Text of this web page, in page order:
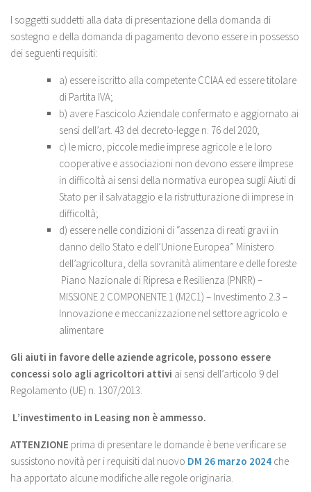
I soggetti suddetti alla data di presentazione della domanda di
sostegno e della domanda di pagamento devono essere in possesso
dei seguenti requisiti:
a) essere iscritto alla competente CCIAA ed essere titolare
di Partita IVA;
b) avere Fascicolo Aziendale confermato e aggiornato ai
sensi dell’art. 43 del decreto-legge n. 76 del 2020;
c) le micro, piccole medie imprese agricole e le loro
cooperative e associazioni non devono essere iImprese
in difficoltà ai sensi della normativa europea sugli Aiuti di
Stato per il salvataggio e la ristrutturazione di imprese in
difficoltà;
d) essere nelle condizioni di “assenza di reati gravi in
danno dello Stato e dell’Unione Europea” Ministero
dell’agricoltura, della sovranità alimentare e delle foreste
Piano Nazionale di Ripresa e Resilienza (PNRR) –
MISSIONE 2 COMPONENTE 1 (M2C1) – Investimento 2.3 –
Innovazione e meccanizzazione nel settore agricolo e
alimentare
Gli aiuti in favore delle aziende agricole, possono essere
concessi solo agli agricoltori attivi ai sensi dell’articolo 9 del
Regolamento (UE) n. 1307/2013.
L’investimento in Leasing non è ammesso.
ATTENZIONE prima di presentare le domande è bene verificare se
sussistono novità per i requisiti dal nuovo DM 26 marzo 2024 che
ha apportato alcune modifiche alle regole originaria.